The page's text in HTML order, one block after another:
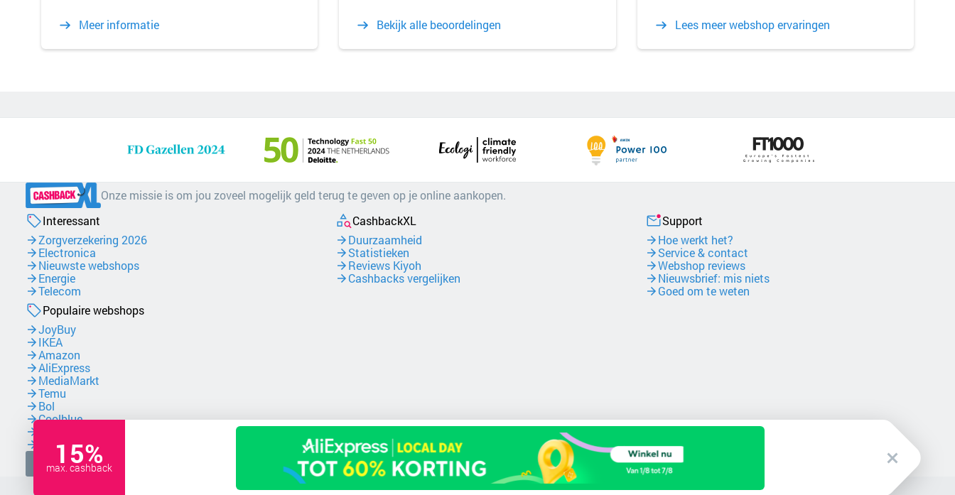
Meer informatie Bekijk alle beoordelingen Lees meer webshop ervaringen
Onze missie is om jou zoveel mogelijk geld terug te geven op je online aankopen.
Interessant
Zorgverzekering 2026
Electronica
Nieuwste webshops
Energie
Telecom
CashbackXL
Duurzaamheid
Statistieken
Reviews Kiyoh
Cashbacks vergelijken
Support
Hoe werkt het?
Service & contact
Webshop reviews
Nieuwsbrief: mis niets
Goed om te weten
Populaire webshops
JoyBuy
IKEA
Amazon
AliExpress
MediaMarkt
Temu
Bol
Coolblue
Zalando
Facebook
15%
max. cashback